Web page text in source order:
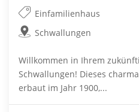
Einfamilienhaus
Schwallungen
Willkommen in Ihrem
Schwallungen! Dieses
erbaut im Jahr 1900,...